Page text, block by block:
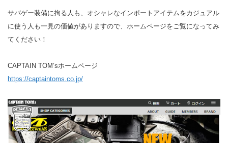
サバゲー装備に拘る人も、オシャレなインポートアイテムをカジュアル
に使う人も一見の価値がありますので、ホームページをご覧になってみ
てください！
CAPTAIN TOM’sホームページ
https://captaintoms.co.jp/